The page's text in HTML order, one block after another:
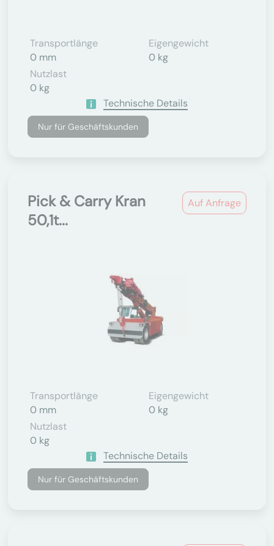
Transportlänge
0 mm
Eigengewicht
0 kg
Nutzlast
0 kg
Technische Details
Nur für Geschäftskunden
Auf Anfrage
Pick & Carry Kran
50,1t...
Transportlänge
0 mm
Eigengewicht
0 kg
Nutzlast
0 kg
Technische Details
Nur für Geschäftskunden